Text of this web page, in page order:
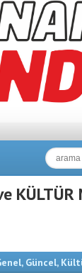
KÜLTÜR
, Güncel,